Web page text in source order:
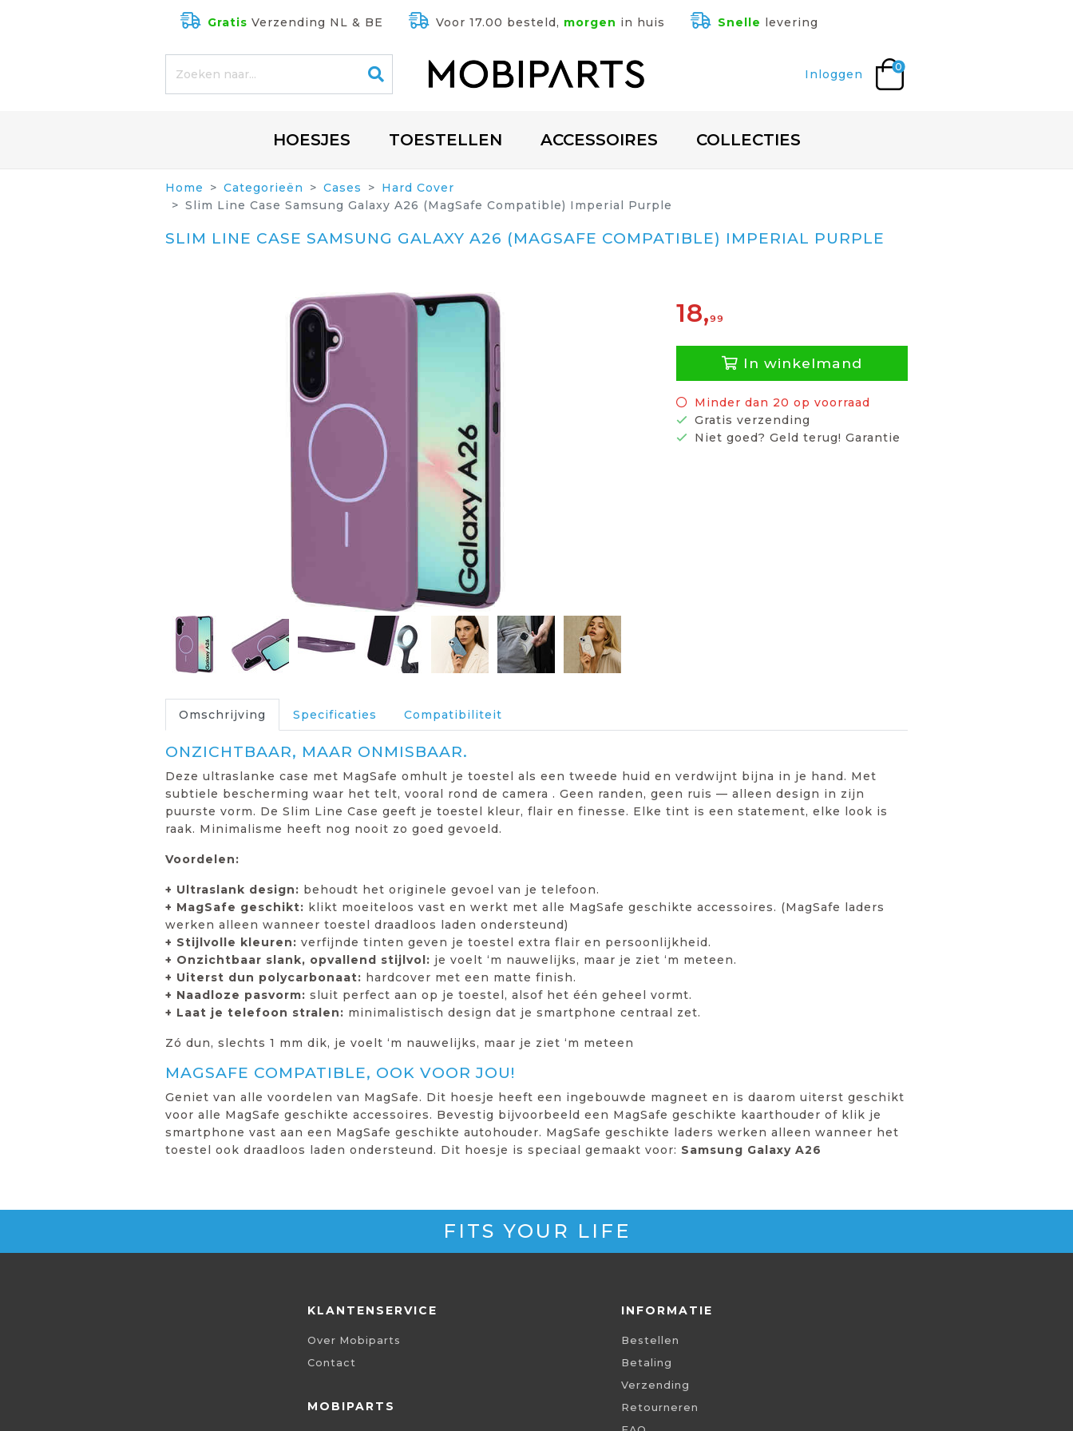
Gratis Verzending NL & BE Voor 17.00 besteld, morgen in huis Snelle levering
Inloggen
0
HOESJES TOESTELLEN ACCESSOIRES COLLECTIES
Home Categorieën Cases
Hard Cover
Slim Line Case Samsung Galaxy A26 (MagSafe Compatible) Imperial Purple
SLIM LINE CASE SAMSUNG GALAXY A26 (MAGSAFE COMPATIBLE) IMPERIAL PURPLE
18,99
In winkelmand
Minder dan 20 op voorraad
Gratis verzending
Niet goed? Geld terug! Garantie
Omschrijving Specificaties Compatibiliteit
ONZICHTBAAR, MAAR ONMISBAAR.
Deze ultraslanke case met MagSafe omhult je toestel als een tweede huid en verdwijnt bijna in je hand. Met
subtiele bescherming waar het telt, vooral rond de camera . Geen randen, geen ruis — alleen design in zijn
puurste vorm. De Slim Line Case geeft je toestel kleur, flair en finesse. Elke tint is een statement, elke look is
raak. Minimalisme heeft nog nooit zo goed gevoeld.
Voordelen:
+ Ultraslank design: behoudt het originele gevoel van je telefoon.
+ MagSafe geschikt: klikt moeiteloos vast en werkt met alle MagSafe geschikte accessoires. (MagSafe laders
werken alleen wanneer toestel draadloos laden ondersteund)
+ Stijlvolle kleuren: verfijnde tinten geven je toestel extra flair en persoonlijkheid.
+ Onzichtbaar slank, opvallend stijlvol: je voelt ‘m nauwelijks, maar je ziet ‘m meteen.
+ Uiterst dun polycarbonaat: hardcover met een matte finish.
+ Naadloze pasvorm: sluit perfect aan op je toestel, alsof het één geheel vormt.
+ Laat je telefoon stralen: minimalistisch design dat je smartphone centraal zet.
Zó dun, slechts 1 mm dik, je voelt ‘m nauwelijks, maar je ziet ‘m meteen
MAGSAFE COMPATIBLE, OOK VOOR JOU!
Geniet van alle voordelen van MagSafe. Dit hoesje heeft een ingebouwde magneet en is daarom uiterst geschikt
voor alle MagSafe geschikte accessoires. Bevestig bijvoorbeeld een MagSafe geschikte kaarthouder of klik je
smartphone vast aan een MagSafe geschikte autohouder. MagSafe geschikte laders werken alleen wanneer het
toestel ook draadloos laden ondersteund. Dit hoesje is speciaal gemaakt voor: Samsung Galaxy A26
FITS YOUR LIFE
KLANTENSERVICE
Over Mobiparts
Contact
MOBIPARTS
INFORMATIE
Bestellen
Betaling
Verzending
Retourneren